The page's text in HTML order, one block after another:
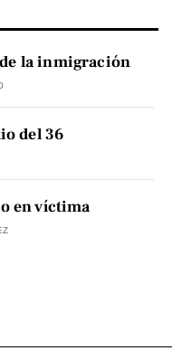
la inmigración
del 36
en víctima